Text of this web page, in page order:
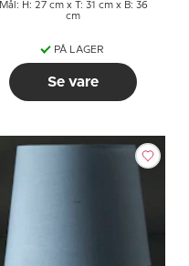
Mål: H: 27 cm x T: 31 cm x B: 36
cm
PÅ LAGER
Se vare